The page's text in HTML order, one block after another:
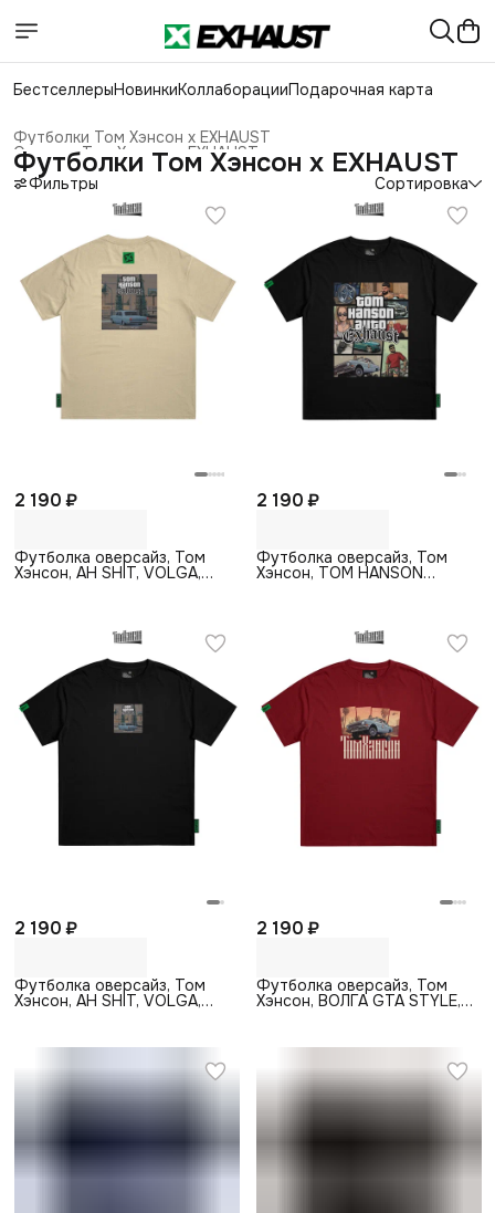
БестселлерыНовинкиКоллаборацииПодарочная карта
Футболки Том Хэнсон x EXHAUST
Одежда Том Хэнсон x EXHAUST
Коллаборация Том Хэнсон x EXHAUST ›
Коллаборации с блогерами
Главная ›
Футболки Том Хэнсон x EXHAUST
Фильтры Сортировка
2 190 ₽
Футболка оверсайз, Том
Хэнсон, AH SHIT, VOLGA,
2 190 ₽
Футболка оверсайз, Том
Хэнсон, TOM HANSON
2 190 ₽
Футболка оверсайз, Том
Хэнсон, AH SHIT, VOLGA,
2 190 ₽
Футболка оверсайз, Том
Хэнсон, ВОЛГА GTA STYLE,